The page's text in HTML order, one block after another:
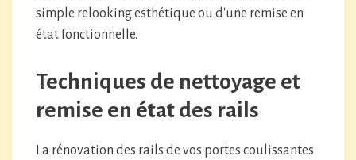
simple relooking esthétique ou d'une remise en
état fonctionnelle.
Techniques de nettoyage et
remise en état des rails
La rénovation des rails de vos portes coulissantes